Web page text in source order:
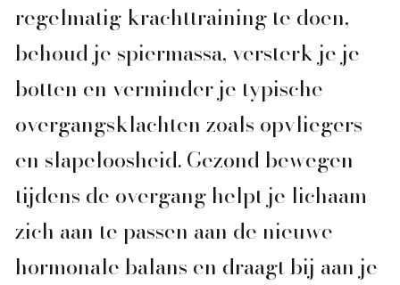
regelmatig krachttraining te doen,
behoud je spiermassa, versterk je je
botten en verminder je typische
overgangsklachten zoals opvliegers
en slapeloosheid. Gezond bewegen
tijdens de overgang helpt je lichaam
zich aan te passen aan de nieuwe
hormonale balans en draagt bij aan je